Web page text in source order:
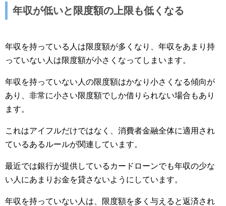
年収が低いと限度額の上限も低くなる
年収を持っている人は限度額が多くなり、年収をあまり持
っていない人は限度額が小さくなってしまいます。
年収を持っていない人の限度額はかなり小さくなる傾向が
あり、非常に小さい限度額でしか借りられない場合もあり
ます。
これはアイフルだけではなく、消費者金融全体に適用され
ているあるルールが関連しています。
最近では銀行が提供しているカードローンでも年収の少な
い人にあまりお金を貸さないようにしています。
年収を持っていない人は、限度額を多く与えると返済され